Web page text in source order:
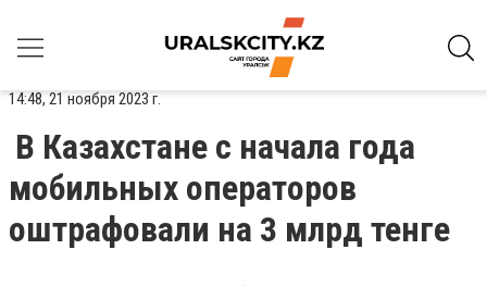
14:48, 21 ноября 2023 г.
В Казахстане с начала года
мобильных операторов
оштрафовали на 3 млрд тенге